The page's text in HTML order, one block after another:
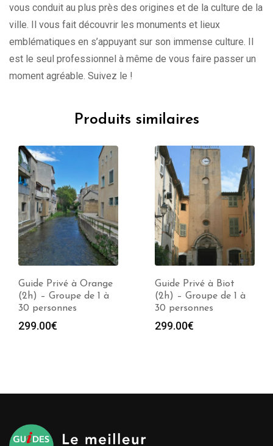
vous conduit au plus près des origines et de la culture de la
ville. Il vous fait découvrir les monuments et lieux
emblématiques en s’appuyant sur son immense culture. Il
est le seul professionnel à même de vous faire passer un
moment agréable. Suivez le !
Produits similaires
Guide Privé à Orange
(2h) – Groupe de 1 à
30 personnes
299.00€
Guide Privé à Biot
(2h) – Groupe de 1 à
30 personnes
299.00€